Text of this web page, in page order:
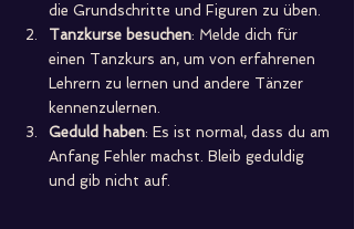
die Grundschritte und Figuren zu üben.
Tanzkurse besuchen: Melde dich für
einen Tanzkurs an, um von erfahrenen
Lehrern zu lernen und andere Tänzer
kennenzulernen.
Geduld haben: Es ist normal, dass du am
Anfang Fehler machst. Bleib geduldig
und gib nicht auf.